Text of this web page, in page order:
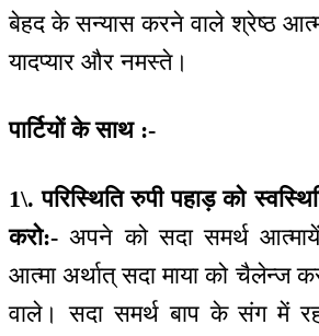
बेहद के सन्यास करने वाले श्रेष्ठ
यादप्यार और नमस्ते।
पार्टियों के साथ :-
1\. परिस्थिति रुपी पहाड़ को
करो:- अपने को सदा समर्थ
आत्मा अर्थात् सदा माया को चैलेन्ज
वाले। सदा समर्थ बाप के संग में